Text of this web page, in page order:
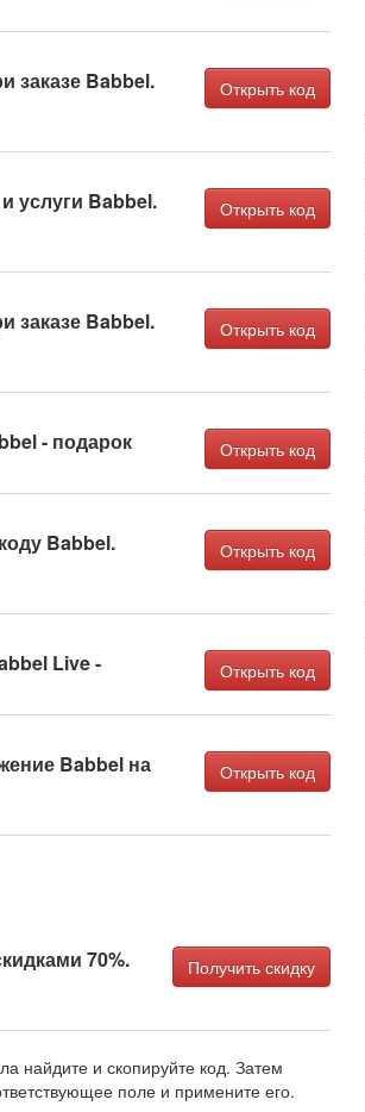
заказе Babbel. Открыть код
услуги Babbel. Открыть код
заказе Babbel. Открыть код
- подарок
Открыть код
Babbel. Открыть код
Live -
Открыть код
Babbel на
Открыть код
70%. Получить скидку
найдите и скопируйте код. Затем
поле и примените его.